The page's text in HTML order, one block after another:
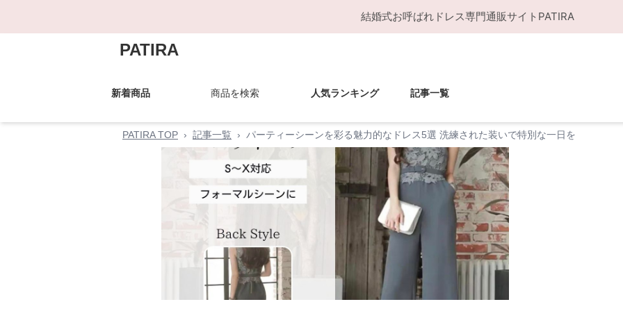
結婚式お呼ばれドレス専門通販サイト PATIRA
PATIRA
新着商品 商品を検索 人気ランキング 記事一覧
PATIRA TOP › 記事一覧 › パーティーシーンを彩る魅力的なドレス5選 洗練された装いで特別な一日を